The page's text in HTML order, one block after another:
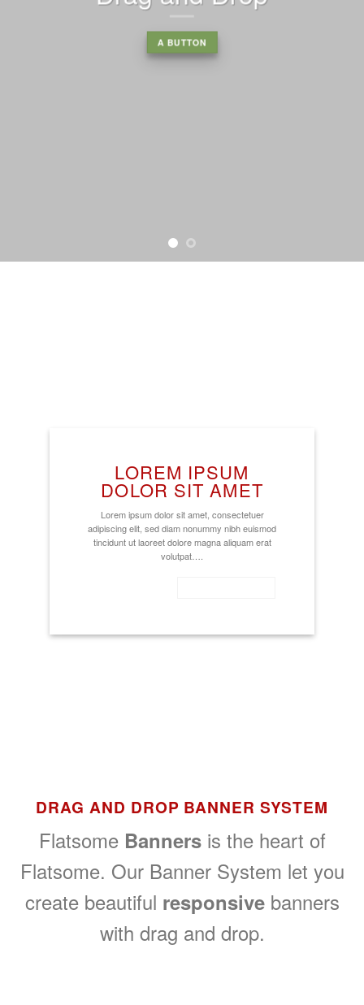
A BUTTON
LOREM IPSUM
DOLOR SIT AMET
Lorem ipsum dolor sit amet, consectetuer
adipiscing elit, sed diam nonummy nibh euismod
tincidunt ut laoreet dolore magna aliquam erat
volutpat….
DRAG AND DROP BANNER SYSTEM
Flatsome Bannersis the heart of
Flatsome. Our Banner System let you
create beautiful responsivebanners
with drag and drop.